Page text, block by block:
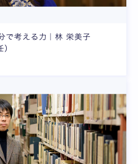
で考える力｜林 栄美子